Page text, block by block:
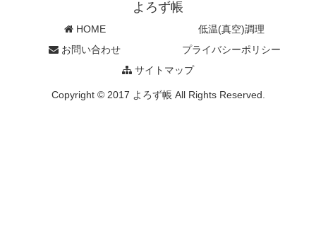
よろず帳
HOME
低温(真空)調理
お問い合わせ
プライバシーポリシー
サイトマップ
Copyright © 2017 よろず帳 All Rights Reserved.